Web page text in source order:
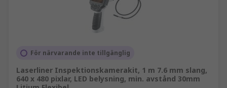
För närvarande inte tillgänglig
Laserliner Inspektionskamerakit, 1 m 7.6 mm slang,
640 x 480 pixlar, LED belysning, min. avstånd 30mm